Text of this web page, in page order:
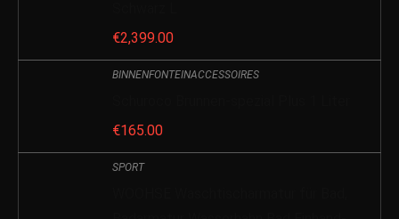
€2,399.00
BINNENFONTEINACCESSOIRES
€165.00
SPORT